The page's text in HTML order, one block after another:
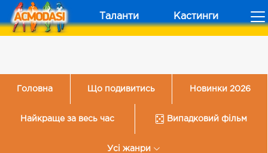
Таланти Кастинги
Головна Що подивитись Новинки 2026
Найкраще за весь час Випадковий фільм
Усі жанри